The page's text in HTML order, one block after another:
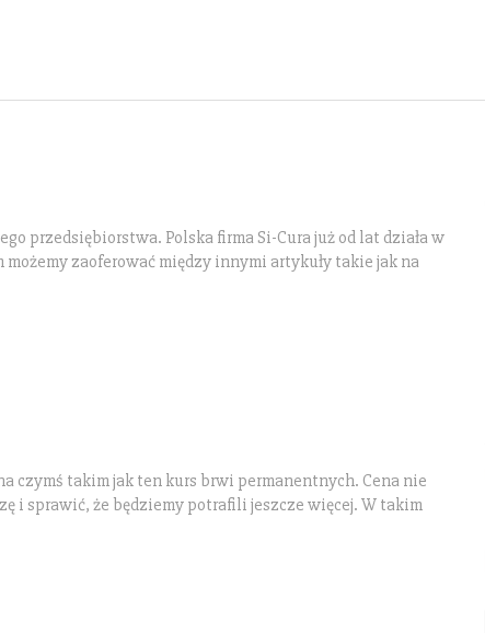
przedsiębiorstwa. Polska firma Si-Cura już od lat działa w
zaoferować między innymi artykuły takie jak na
czymś takim jak ten kurs brwi permanentnych. Cena nie
i sprawić, że będziemy potrafili jeszcze więcej. W takim